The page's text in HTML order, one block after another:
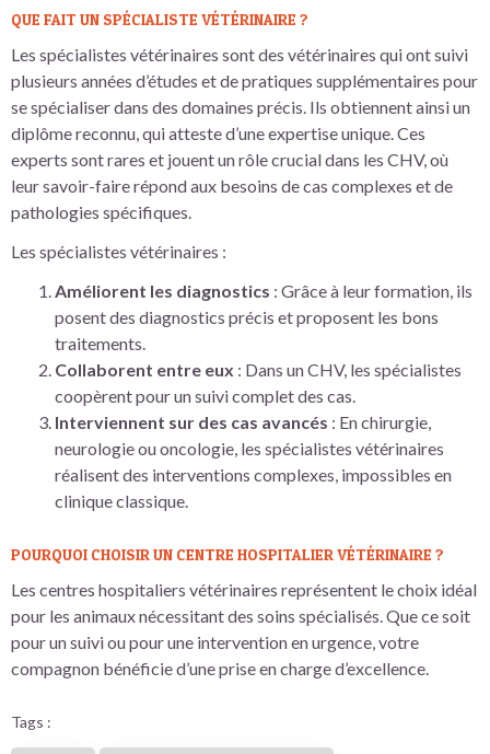
QUE FAIT UN SPÉCIALISTE VÉTÉRINAIRE ?
Les spécialistes vétérinaires sont des vétérinaires qui ont suivi
plusieurs années d’études et de pratiques supplémentaires pour
se spécialiser dans des domaines précis. Ils obtiennent ainsi un
diplôme reconnu, qui atteste d’une expertise unique. Ces
experts sont rares et jouent un rôle crucial dans les CHV, où
leur savoir-faire répond aux besoins de cas complexes et de
pathologies spécifiques.
Les spécialistes vétérinaires :
Améliorent les diagnostics : Grâce à leur formation, ils
posent des diagnostics précis et proposent les bons
traitements.
Collaborent entre eux : Dans un CHV, les spécialistes
coopèrent pour un suivi complet des cas.
Interviennent sur des cas avancés : En chirurgie,
neurologie ou oncologie, les spécialistes vétérinaires
réalisent des interventions complexes, impossibles en
clinique classique.
POURQUOI CHOISIR UN CENTRE HOSPITALIER VÉTÉRINAIRE ?
Les centres hospitaliers vétérinaires représentent le choix idéal
pour les animaux nécessitant des soins spécialisés. Que ce soit
pour un suivi ou pour une intervention en urgence, votre
compagnon bénéficie d’une prise en charge d’excellence.
Tags :